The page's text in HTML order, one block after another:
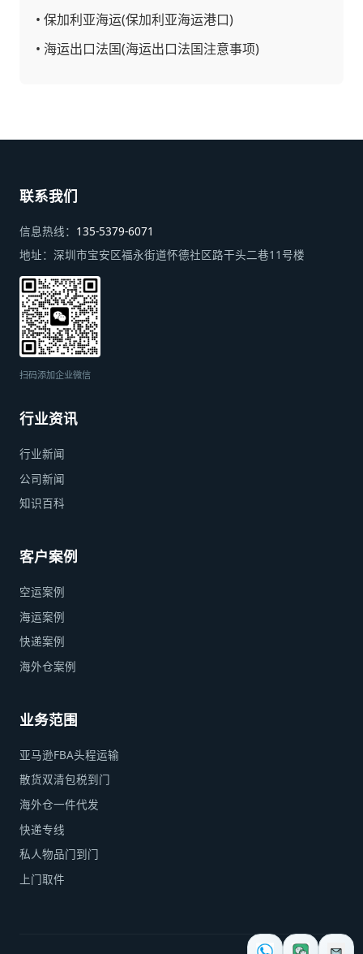
• 保加利亚海运(保加利亚海运港口)
• 海运出口法国(海运出口法国注意事项)
联系我们
信息热线： 135-5379-6071
地址： 深圳市宝安区福永街道怀德社区路干头二巷11号楼
扫码添加企业微信
行业资讯
行业新闻
公司新闻
知识百科
客户案例
空运案例
海运案例
快递案例
海外仓案例
业务范围
亚马逊FBA头程运输
散货双清包税到门
海外仓一件代发
快递专线
私人物品门到门
上门取件